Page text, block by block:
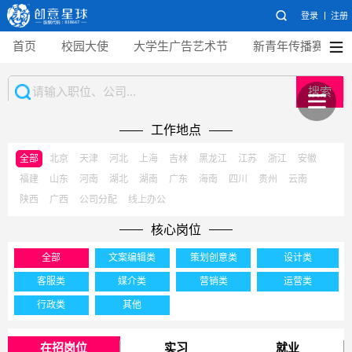
登录 注册
首页 校园大使 大学生广告艺术节 新青年传播赛
搜索
工作地点
全部 北京 天津 河北 上海 吉林 黑龙江 江苏 浙江
安徽
福建
山东 河南 湖北 湖南 广东 海南 四川 贵州
云南
陕西
广西 公司分配 线上办公
核心岗位
全部 文案编辑类 策划创意类 设计类
客服类 媒介类 营销类 运营类
行政类 其他
在招岗位 实习 就业